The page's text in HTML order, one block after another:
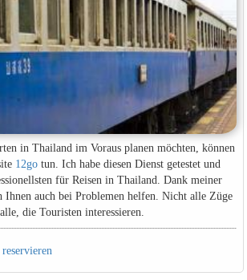
in Thailand im Voraus planen möchten, können
12gotun. Ich habe diesen Dienst getestet und
für Reisen in Thailand. Dank meiner
Ihnen auch bei Problemen helfen. Nicht alle Züge
die Touristen interessieren.